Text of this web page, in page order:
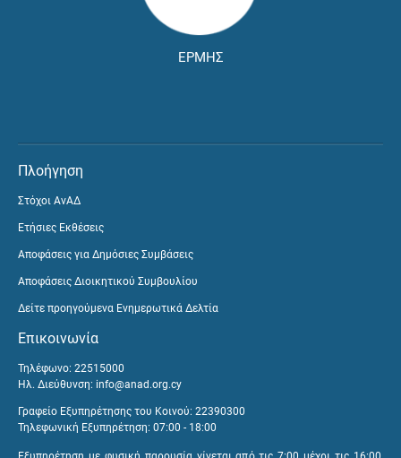
ΕΡΜΗΣ
Πλοήγηση
Στόχοι ΑνΑΔ
Ετήσιες Εκθέσεις
Αποφάσεις για Δημόσιες Συμβάσεις
Αποφάσεις Διοικητικού Συμβουλίου
Δείτε προηγούμενα Ενημερωτικά Δελτία
Επικοινωνία
Τηλέφωνο: 22515000
Ηλ. Διεύθυνση: info@anad.org.cy
Γραφείο Εξυπηρέτησης του Κοινού: 22390300
Τηλεφωνική Εξυπηρέτηση: 07:00 - 18:00